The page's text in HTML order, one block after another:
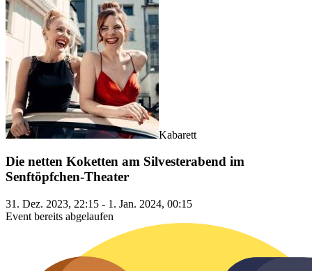
Kabarett
Die netten Koketten am Silvesterabend im
Senftöpfchen-Theater
31. Dez. 2023, 22:15 - 1. Jan. 2024, 00:15
Event bereits abgelaufen